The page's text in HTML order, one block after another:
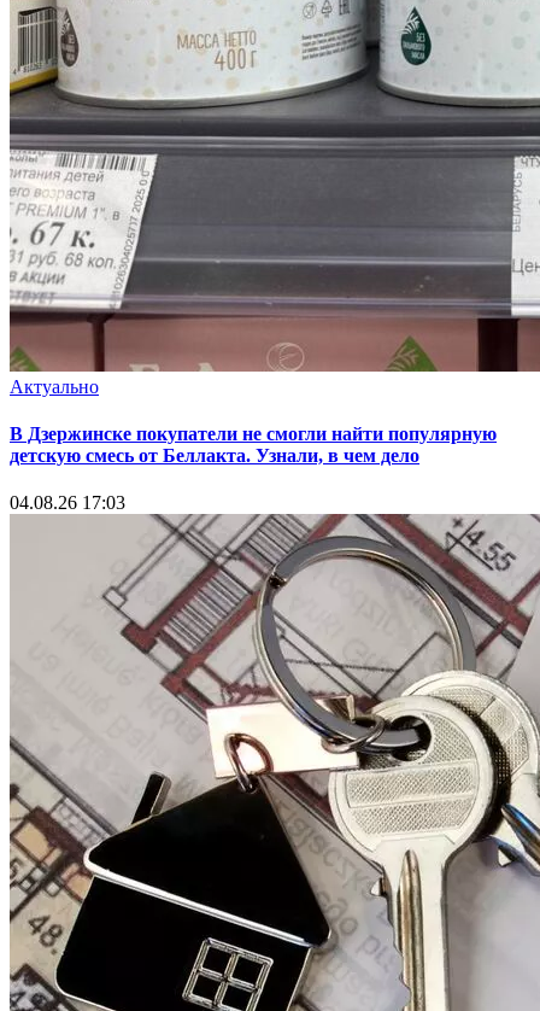
Актуально
В Дзержинске покупатели не смогли найти популярную
детскую смесь от Беллакта. Узнали, в чем дело
04.08.26 17:03